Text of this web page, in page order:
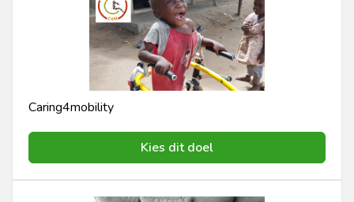
Caring4mobility
Kies dit doel